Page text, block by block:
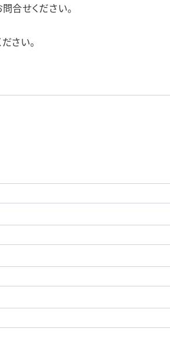
合せください。
さい。